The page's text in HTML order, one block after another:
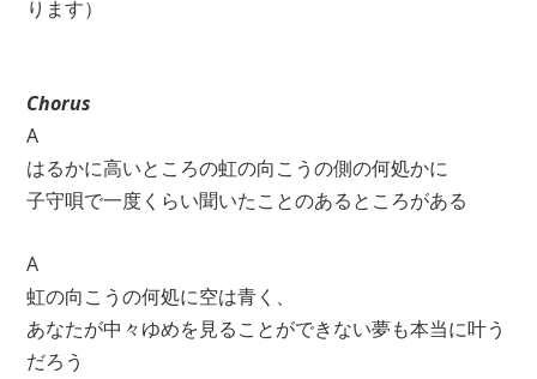
ります）
Chorus
A
はるかに高いところの虹の向こうの側の何処かに
子守唄で一度くらい聞いたことのあるところがある
A
虹の向こうの何処に空は青く、
あなたが中々ゆめを見ることができない夢も本当に叶う
だろう